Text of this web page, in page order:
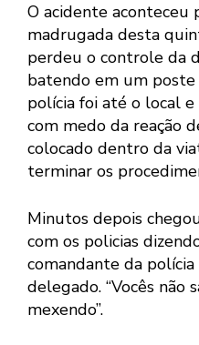
O acidente aconteceu
madrugada desta
perdeu o controle da
batendo em um
polícia foi até o local
com medo da reação
colocado dentro da
terminar os
Minutos depois
com os policias
comandante da
delegado. “Vocês não
mexendo”.